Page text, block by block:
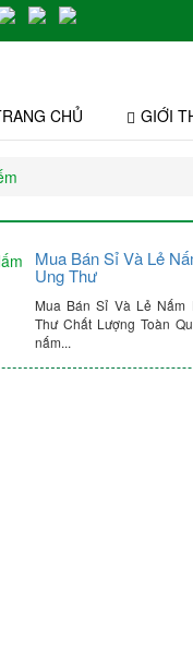
CHỦ GIỚI
Mua Bán Sỉ Và Lẻ
Ung Thư
Mua Bán Sỉ Và Lẻ Nấm
Thư Chất Lượng Toàn
nấm...